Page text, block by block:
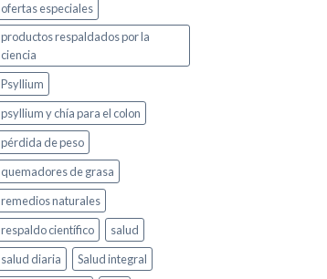
ofertas especiales
productos respaldados por la
ciencia
Psyllium
psyllium y chía para el colon
pérdida de peso
quemadores de grasa
remedios naturales
respaldo científico
salud
salud diaria
Salud integral